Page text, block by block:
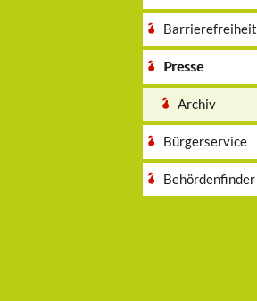
Barrierefreiheit
Presse
Archiv
Bürgerservice
Behördenfinder